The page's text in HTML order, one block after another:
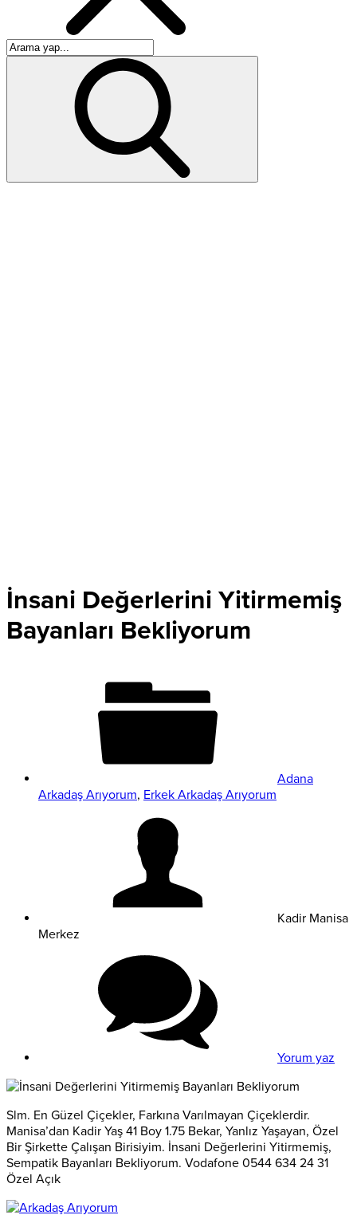
İnsani Değerlerini Yitirmemiş
Bayanları Bekliyorum
Adana
Arkadaş Arıyorum, Erkek Arkadaş Arıyorum
Kadir Manisa
Merkez
Yorum yaz
Slm. En Güzel Çiçekler, Farkına Varılmayan Çiçeklerdir.
Manisa’dan Kadir Yaş 41 Boy 1.75 Bekar, Yanlız Yaşayan, Özel
Bir Şirkette Çalışan Birisiyim. İnsani Değerlerini Yitirmemiş,
Sempatik Bayanları Bekliyorum. Vodafone 0544 634 24 31
Özel Açık